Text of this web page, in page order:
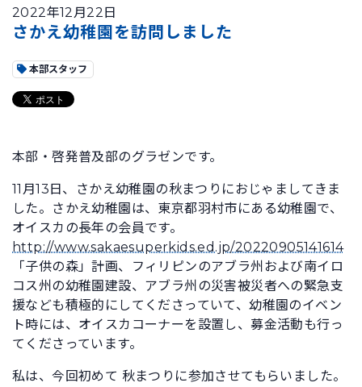
2022年12月22日
さかえ幼稚園を訪問しました
本部スタッフ
本部・啓発普及部のグラゼンです。
11月13日、さかえ幼稚園の秋まつりにおじゃましてきま
した。さかえ幼稚園は、東京都羽村市にある幼稚園で、
オイスカの長年の会員です。
http://www.sakaesuperkids.ed.jp/20220905141614
「子供の森」計画、フィリピンのアブラ州および南イロ
コス州の幼稚園建設、アブラ州の災害被災者への緊急支
援なども積極的にしてくださっていて、幼稚園のイベン
ト時には、オイスカコーナーを設置し、募金活動も行っ
てくださっています。
私は、今回初めて 秋まつりに参加させてもらいました。